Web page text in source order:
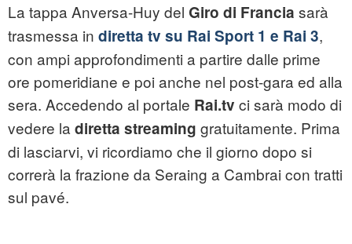
La tappa Anversa-Huy del Giro di Francia sarà
trasmessa in diretta tv su Rai Sport 1 e Rai 3,
con ampi approfondimenti a partire dalle prime
ore pomeridiane e poi anche nel post-gara ed alla
sera. Accedendo al portale Rai.tv ci sarà modo di
vedere la diretta streaming gratuitamente. Prima
di lasciarvi, vi ricordiamo che il giorno dopo si
correrà la frazione da Seraing a Cambrai con tratti
sul pavé.